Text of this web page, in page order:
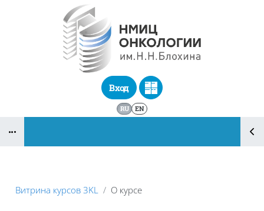
Перейти к основному содержанию
Вход
RU EN
Витрина курсов 3KL О курсе